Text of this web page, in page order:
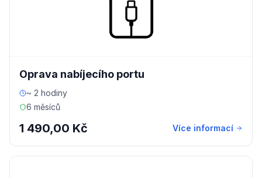
Oprava nabíjecího portu
~ 2 hodiny
6 měsíců
1 490,00 Kč Více informací